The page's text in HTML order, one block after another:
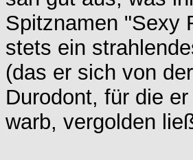
Spitznamen "Sexy
stets ein
(das er sich von
Durodont, für die
warb, vergolden